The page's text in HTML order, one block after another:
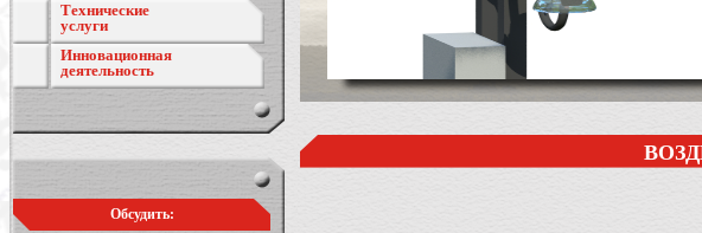
Технические
услуги
Инновационная
деятельность
Обсудить: